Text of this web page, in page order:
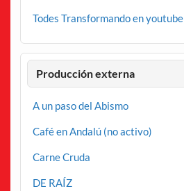
Todes Transformando en youtube
Producción externa
A un paso del Abismo
Café en Andalú (no activo)
Carne Cruda
DE RAÍZ